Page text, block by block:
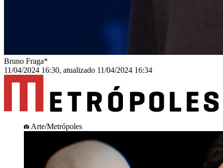
Bruno Fraga*
11/04/2024 16:30, atualizado 11/04/2024 16:34
Arte/Metrópoles